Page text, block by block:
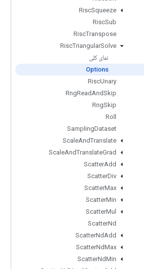
RiscSqueeze
RiscSub
RiscTranspose
RiscTriangularSolve
نمای کلی
Options
RiscUnary
RngReadAndSkip
RngSkip
Roll
SamplingDataset
ScaleAndTranslate
ScaleAndTranslateGrad
ScatterAdd
ScatterDiv
ScatterMax
ScatterMin
ScatterMul
ScatterNd
ScatterNdAdd
ScatterNdMax
ScatterNdMin